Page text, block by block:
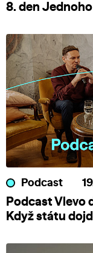
8. den
Podcast
Podcast Vlevo
Když státu